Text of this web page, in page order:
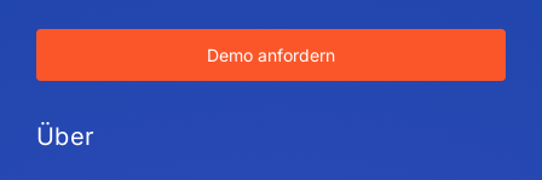
Demo anfordern
Über